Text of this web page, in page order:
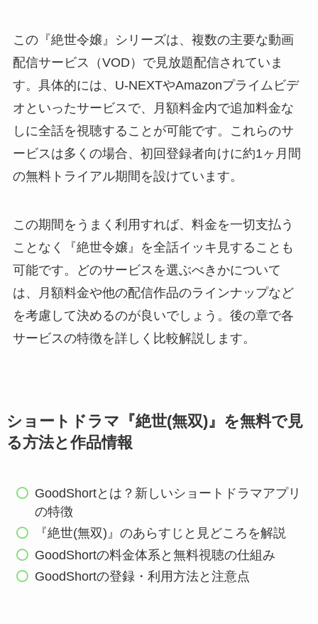
この『絶世令嬢』シリーズは、複数の主要な動画
配信サービス（VOD）で見放題配信されていま
す。具体的には、U-NEXTやAmazonプライムビデ
オといったサービスで、月額料金内で追加料金な
しに全話を視聴することが可能です。これらのサ
ービスは多くの場合、初回登録者向けに約1ヶ月間
の無料トライアル期間を設けています。
この期間をうまく利用すれば、料金を一切支払う
ことなく『絶世令嬢』を全話イッキ見することも
可能です。どのサービスを選ぶべきかについて
は、月額料金や他の配信作品のラインナップなど
を考慮して決めるのが良いでしょう。後の章で各
サービスの特徴を詳しく比較解説します。
ショートドラマ『絶世(無双)』を無料で見
る方法と作品情報
GoodShortとは？新しいショートドラマアプリ
の特徴
『絶世(無双)』のあらすじと見どころを解説
GoodShortの料金体系と無料視聴の仕組み
GoodShortの登録・利用方法と注意点